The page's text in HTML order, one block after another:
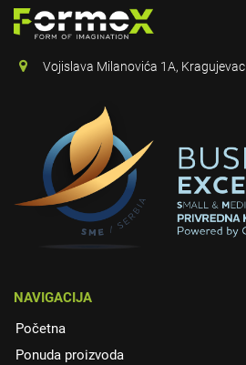
Vojislava Milanovića 1A, Kragujevac
NAVIGACIJA
Početna
Ponuda proizvoda